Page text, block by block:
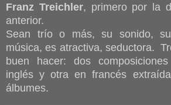
Franz Treichler, primero por la
anterior.
Sean trío o más, su sonido,
música, es atractiva, seductora.
buen hacer: dos
inglés y otra en francés
álbumes.